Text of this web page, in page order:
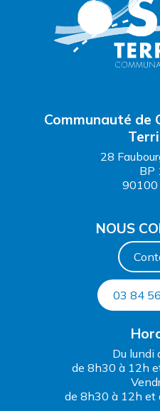
Communauté de
28
BP
90100
NOUS
03 84
Du lundi
de 8h30 à 12h
de 8h30 à 12h et